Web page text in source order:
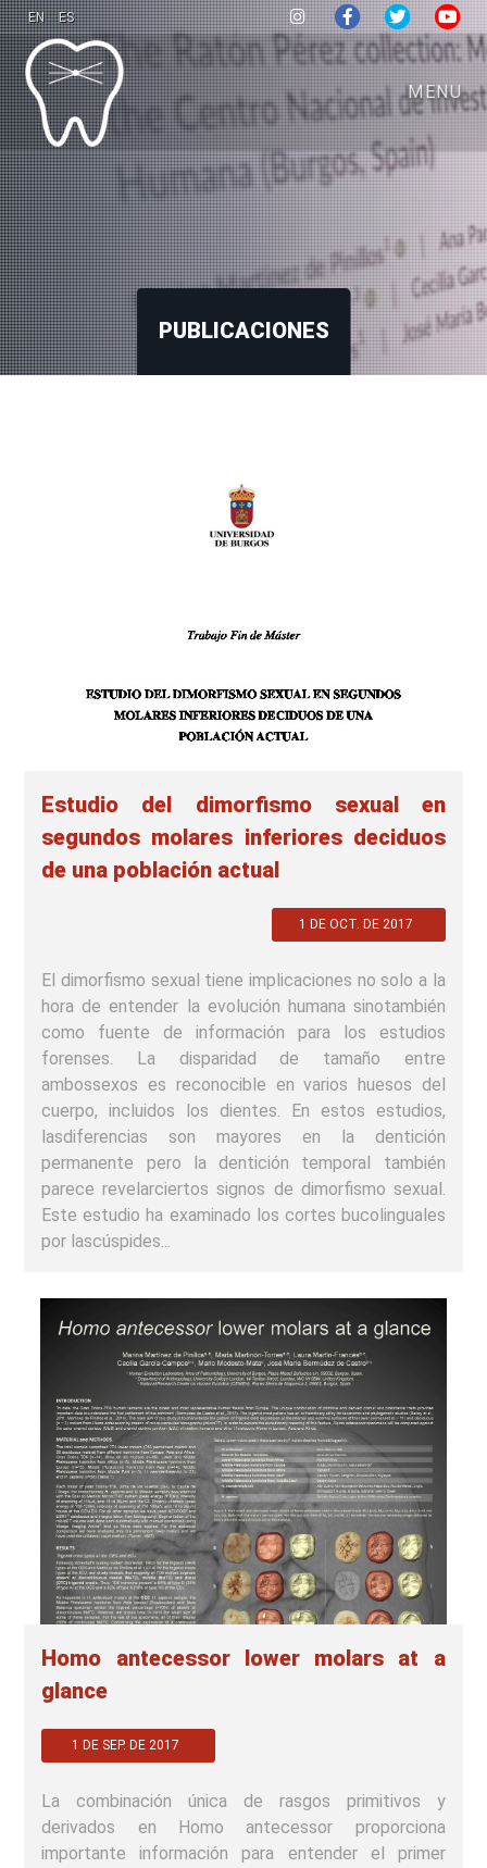
EN ES
MENU
PUBLICACIONES
Estudio del dimorfismo sexual en
segundos molares inferiores deciduos
de una población actual
1 DE OCT. DE 2017
El dimorfismo sexual tiene implicaciones no solo a la
hora de entender la evolución humana sinotambién
como fuente de información para los estudios
forenses. La disparidad de tamaño entre
ambossexos es reconocible en varios huesos del
cuerpo, incluidos los dientes. En estos estudios,
lasdiferencias son mayores en la dentición
permanente pero la dentición temporal también
parece revelarciertos signos de dimorfismo sexual.
Este estudio ha examinado los cortes bucolinguales
por lascúspides...
Homo antecessor lower molars at a
glance
1 DE SEP. DE 2017
La combinación única de rasgos primitivos y
derivados en Homo antecessor proporciona
importante información para entender el primer